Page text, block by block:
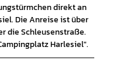
direkt an
Die Anreise ist über
die Schleusenstraße.
Harlesiel".